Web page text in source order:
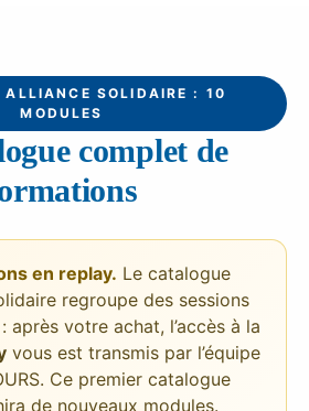
ALLIANCE SOLIDAIRE : 10
MODULES
complet de
en replay. Le catalogue
regroupe des sessions
après votre achat, l’accès à la
vous est transmis par l’équipe
Ce premier catalogue
de nouveaux modules.